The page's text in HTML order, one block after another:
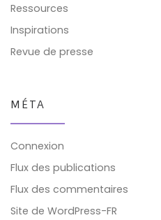
Ressources
Inspirations
Revue de presse
MÉTA
Connexion
Flux des publications
Flux des commentaires
Site de WordPress-FR